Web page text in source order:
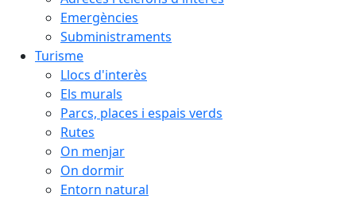
Emergències
Subministraments
Turisme
Llocs d'interès
Els murals
Parcs, places i espais verds
Rutes
On menjar
On dormir
Entorn natural